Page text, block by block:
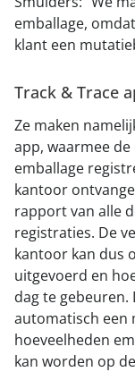
emballage,
klant een
Track & Trace
Ze maken
app, waarmee
emballage
kantoor
rapport van alle
registraties. De
kantoor kan dus
uitgevoerd en
dag te
automatisch een
hoeveelheden
kan worden op